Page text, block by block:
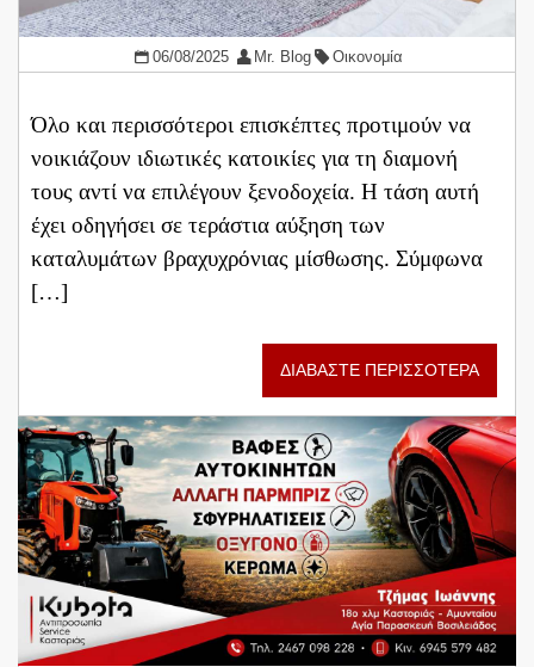
06/08/2025 Mr. Blog Οικονομία
Όλο και περισσότεροι επισκέπτες προτιμούν να
νοικιάζουν ιδιωτικές κατοικίες για τη διαμονή
τους αντί να επιλέγουν ξενοδοχεία. Η τάση αυτή
έχει οδηγήσει σε τεράστια αύξηση των
καταλυμάτων βραχυχρόνιας μίσθωσης. Σύμφωνα
[…]
ΔΙΑΒΑΣΤΕ ΠΕΡΙΣΣΟΤΕΡΑ